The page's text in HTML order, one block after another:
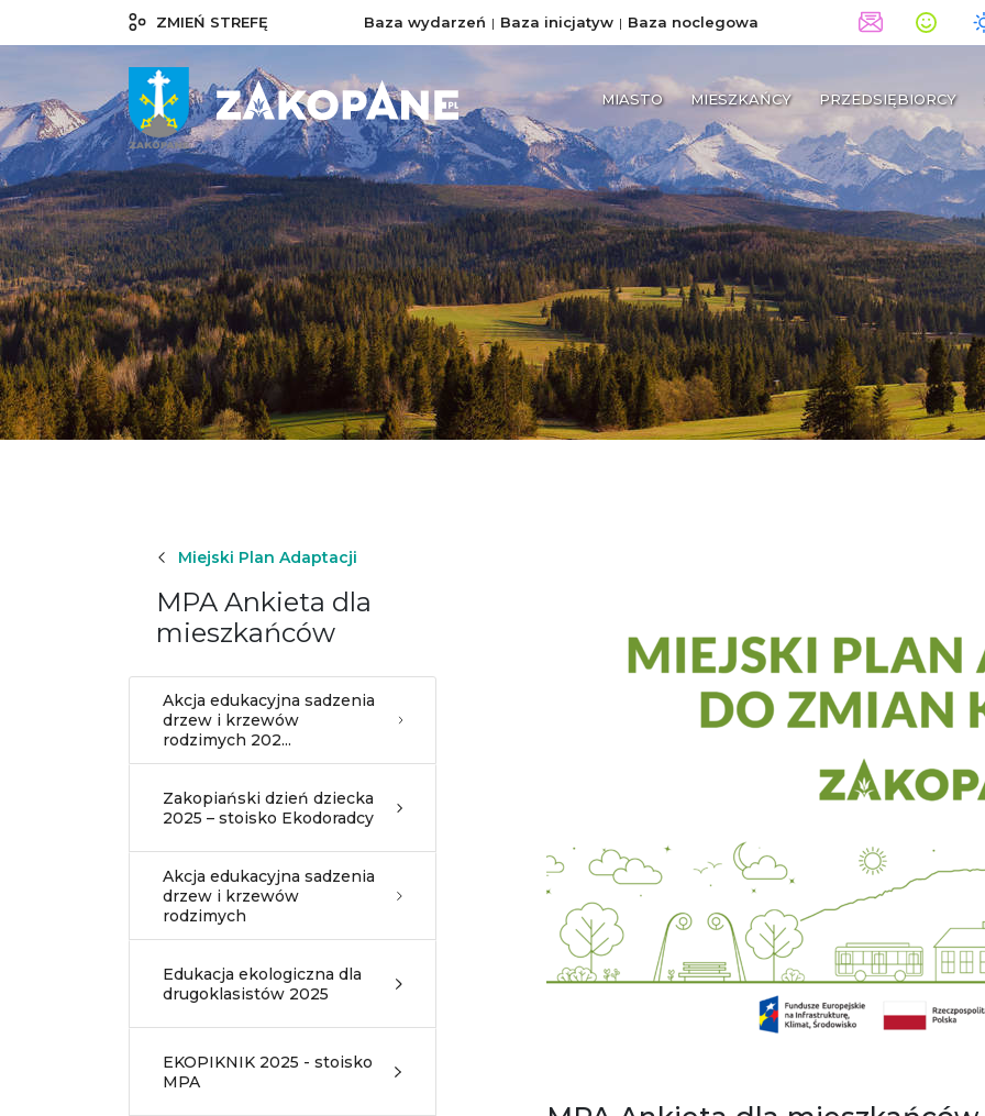
ZMIEŃ STREFĘ Baza wydarzeń Baza inicjatyw Baza noclegowa
MIASTO MIESZKAŃCY PRZEDSIĘBIORCY
Miejski Plan Adaptacji
MPA Ankieta dla
mieszkańców
Akcja edukacyjna sadzenia
drzew i krzewów
rodzimych 202...
Zakopiański dzień dziecka
2025 – stoisko Ekodoradcy
Akcja edukacyjna sadzenia
drzew i krzewów
rodzimych
Edukacja ekologiczna dla
drugoklasistów 2025
EKOPIKNIK 2025 - stoisko
MPA